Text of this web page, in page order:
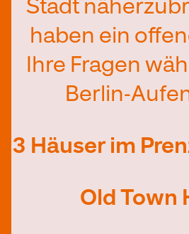
Stadt
haben ein
Ihre Fragen
Berlin-
3 Häuser im
Old Town